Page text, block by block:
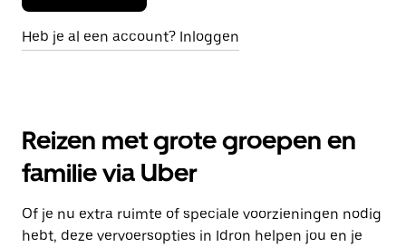
Heb je al een account? Inloggen
Reizen met grote groepen en
familie via Uber
Of je nu extra ruimte of speciale voorzieningen nodig
hebt, deze vervoersopties in Idron helpen jou en je